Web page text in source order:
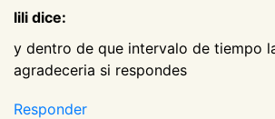
lili dice:
y dentro de que intervalo de tiempo
agradeceria si respondes
Responder